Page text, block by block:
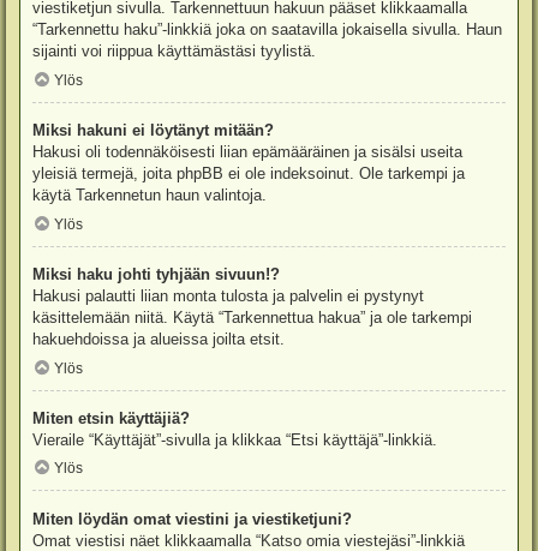
viestiketjun sivulla. Tarkennettuun hakuun pääset klikkaamalla
“Tarkennettu haku”-linkkiä joka on saatavilla jokaisella sivulla. Haun
sijainti voi riippua käyttämästäsi tyylistä.
Ylös
Miksi hakuni ei löytänyt mitään?
Hakusi oli todennäköisesti liian epämääräinen ja sisälsi useita
yleisiä termejä, joita phpBB ei ole indeksoinut. Ole tarkempi ja
käytä Tarkennetun haun valintoja.
Ylös
Miksi haku johti tyhjään sivuun!?
Hakusi palautti liian monta tulosta ja palvelin ei pystynyt
käsittelemään niitä. Käytä “Tarkennettua hakua” ja ole tarkempi
hakuehdoissa ja alueissa joilta etsit.
Ylös
Miten etsin käyttäjiä?
Vieraile “Käyttäjät”-sivulla ja klikkaa “Etsi käyttäjä”-linkkiä.
Ylös
Miten löydän omat viestini ja viestiketjuni?
Omat viestisi näet klikkaamalla “Katso omia viestejäsi”-linkkiä